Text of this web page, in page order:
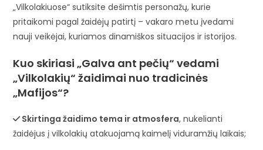
„Vilkolakiuose“ sutiksite dešimtis personažų, kurie
pritaikomi pagal žaidėjų patirtį – vakaro metu įvedami
nauji veikėjai, kuriamos dinamiškos situacijos ir istorijos.
Kuo skiriasi „Galva ant pečių“ vedami
„Vilkolakių“ žaidimai nuo tradicinės
„Mafijos“?
Skirtinga žaidimo tema ir atmosfera, nukelianti
žaidėjus į vilkolakių atakuojamą kaimelį viduramžių laikais;